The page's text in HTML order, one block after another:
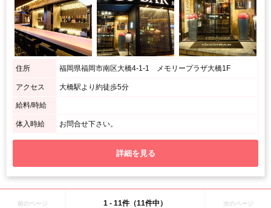
住所 福岡県福岡市南区大橋4-1-1 メモリープラザ大橋1F
アクセス 大橋駅より約徒歩5分
給料/時給
体入時給 お問合せ下さい。
詳細を見る
前のページ 1 - 11件（11件中） 次のページ